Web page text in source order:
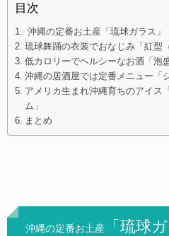
目次
沖縄の定番お土産「琉球ガラス」
琉球舞踊の衣装でおなじみ「紅型
低カロリーでヘルシーなお酒「泡盛
沖縄の居酒屋では定番メニュー「
アメリカ生まれ沖縄育ちのアイス
ム」
まとめ
沖縄の定番お土産 「 琉球ガ